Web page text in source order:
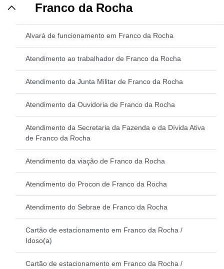
Franco da Rocha
Alvará de funcionamento em Franco da Rocha
Atendimento ao trabalhador de Franco da Rocha
Atendimento da Junta Militar de Franco da Rocha
Atendimento da Ouvidoria de Franco da Rocha
Atendimento da Secretaria da Fazenda e da Dívida Ativa
de Franco da Rocha
Atendimento da viação de Franco da Rocha
Atendimento do Procon de Franco da Rocha
Atendimento do Sebrae de Franco da Rocha
Cartão de estacionamento em Franco da Rocha /
Idoso(a)
Cartão de estacionamento em Franco da Rocha /